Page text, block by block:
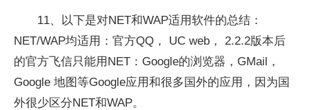
11、以下是对NET和WAP适用软件的总结：
NET/WAP均适用：官方QQ， UC web， 2.2.2版本后
的官方飞信只能用NET：Google的浏览器，GMail，
Google 地图等Google应用和很多国外的应用，因为国
外很少区分NET和WAP。